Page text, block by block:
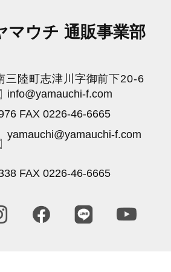
マウチ 通販事業部
三陸町志津川字御前下20-6
info@yamauchi-f.com
FAX 0226-46-6665
yamauchi@yamauchi-f.com
FAX 0226-46-6665